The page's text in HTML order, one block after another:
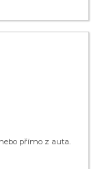
přímo z auta.